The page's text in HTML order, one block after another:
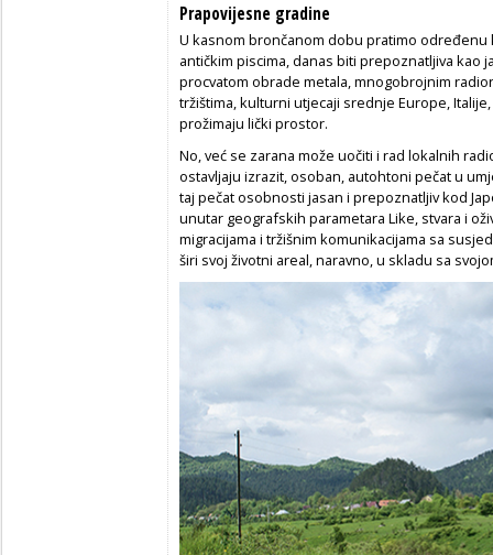
Prapovijesne gradine
U kasnom brončanom dobu pratimo određenu
antičkim piscima, danas biti prepoznatljiva kao
procvatom obrade metala, mnogobrojnim
tržištima, kulturni utjecaji srednje Europe,
prožimaju lički prostor.
No, već se zarana može uočiti i rad lokalnih
ostavljaju izrazit, osoban, autohtoni pečat u
taj pečat osobnosti jasan i prepoznatljiv kod
unutar geografskih parametara Like, stvara i
migracijama i tržišnim komunikacijama sa
širi svoj životni areal, naravno, u skladu sa